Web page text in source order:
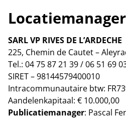
Locatiemanager
SARL VP RIVES DE L’ARDECHE
225, Chemin de Cautet –
Tel.: 04 75 87 21 39 / 06 51 69
SIRET – 98144579400010
Intracommunautaire btw:
Aandelenkapitaal: € 10.000,00
Publicatiemanager: Pascal